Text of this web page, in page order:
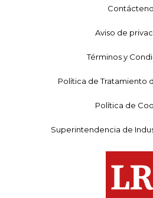
Aviso de
Términos y
Política de Tratamiento
Política de
Superintendencia de